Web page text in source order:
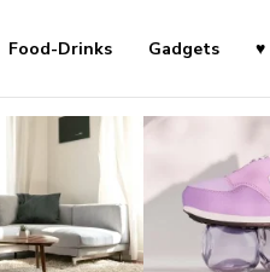
Food-Drinks Gadgets ♥